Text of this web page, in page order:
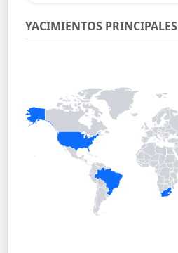
YACIMIENTOS PRINCIPALES